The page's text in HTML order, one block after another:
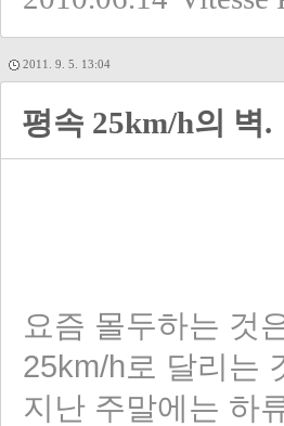
2011. 9. 5. 13:04
평속 25km/h의 벽.
요즘 몰두하는 것
25km/h로 달리는
지난 주말에는 하